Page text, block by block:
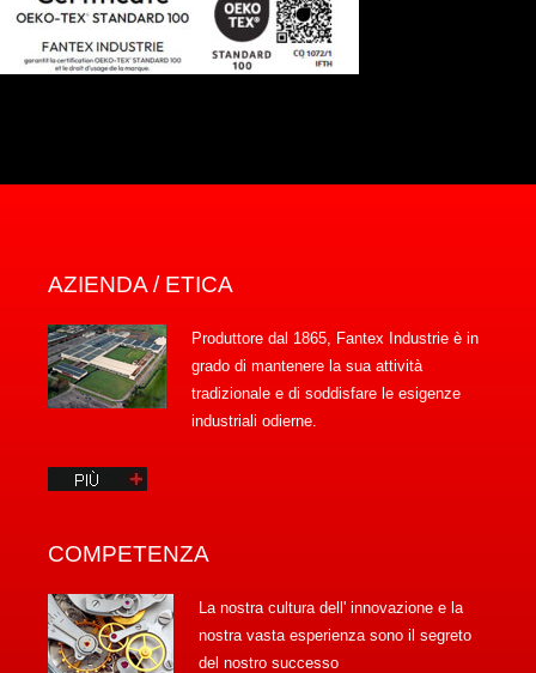
AZIENDA / ETICA
Produttore dal 1865, Fantex Industrie è in
grado di mantenere la sua attività
tradizionale e di soddisfare le esigenze
industriali odierne.
COMPETENZA
La nostra cultura dell' innovazione e la
nostra vasta esperienza sono il segreto
del nostro successo